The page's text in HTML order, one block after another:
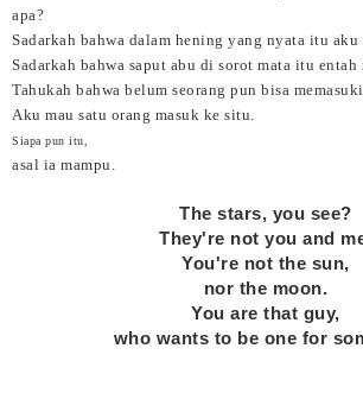
apa?
Sadarkah bahwa dalam hening yang nyata itu aku
Sadarkah bahwa saput abu di sorot mata itu entah
Tahukah bahwa belum seorang pun bisa
Aku mau satu orang masuk ke situ.
Siapa pun itu,
asal ia mampu.
The stars, you see?
They're not you and
You're not the sun,
nor the moon.
You are that guy,
who wants to be one for